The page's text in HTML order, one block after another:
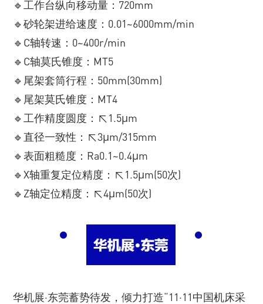
🔹工作台纵向移动量：720mm
🔹砂轮架进给速度：0.01~6000mm/min
🔹C轴转速：0~400r/min
🔹C轴莫氏锥度：MT5
🔹尾架套筒行程：50mm(30mm)
🔹尾架莫氏锥度：MT4
🔹工作精度圆度：≤1.5μm
🔹直径一致性：≤3μm/315mm
🔹表面粗糙度：Ra0.1~0.4μm
🔹X轴重复定位精度：≤1.5μm(50次)
🔹Z轴定位精度：≤4μm(50次)
华机展·东莞蓄势待发，倾力打造“11·11中国机床采